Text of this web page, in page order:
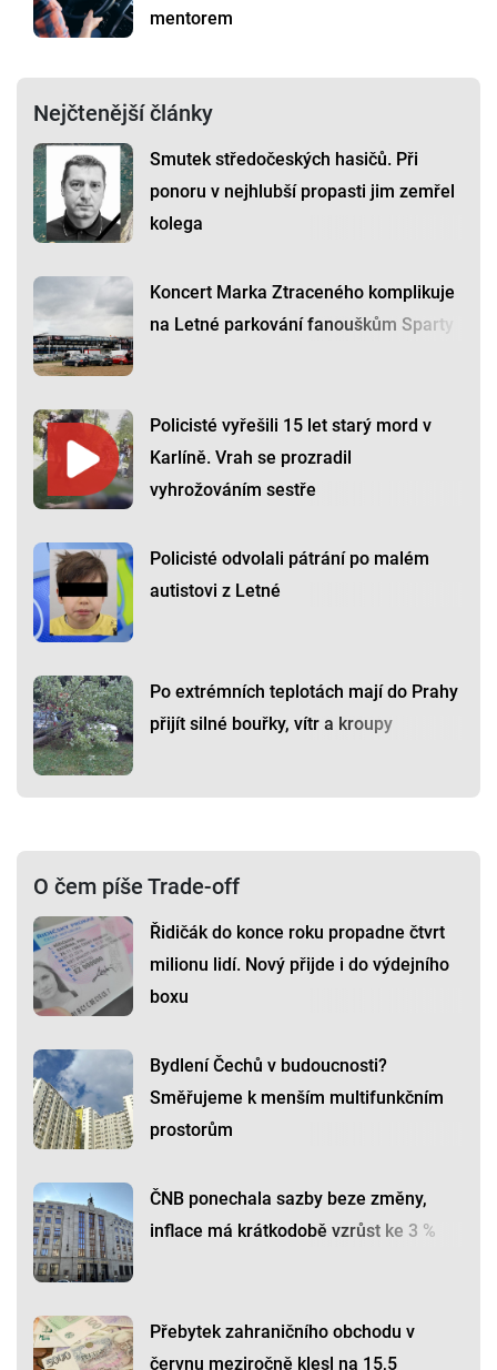
mentorem
Nejčtenější články
Smutek středočeských hasičů. Při
ponoru v nejhlubší propasti jim zemřel
kolega
Koncert Marka Ztraceného komplikuje
na Letné parkování fanouškům Sparty
Policisté vyřešili 15 let starý mord v
Karlíně. Vrah se prozradil
vyhrožováním sestře
Policisté odvolali pátrání po malém
autistovi z Letné
Po extrémních teplotách mají do Prahy
přijít silné bouřky, vítr a kroupy
O čem píše Trade-off
Řidičák do konce roku propadne čtvrt
milionu lidí. Nový přijde i do výdejního
boxu
Bydlení Čechů v budoucnosti?
Směřujeme k menším multifunkčním
prostorům
ČNB ponechala sazby beze změny,
inflace má krátkodobě vzrůst ke 3 %
Přebytek zahraničního obchodu v
červnu meziročně klesl na 15,5